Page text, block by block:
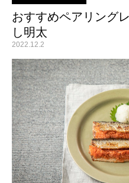
おすすめペアリング
し明太
2022.12.2